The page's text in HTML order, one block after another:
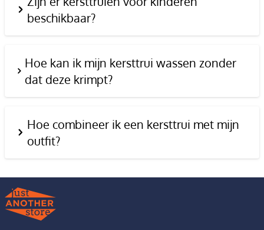
beschikbaar?
Hoe kan ik mijn kersttrui wassen zonder
dat deze krimpt?
Hoe combineer ik een kersttrui met mijn
outfit?